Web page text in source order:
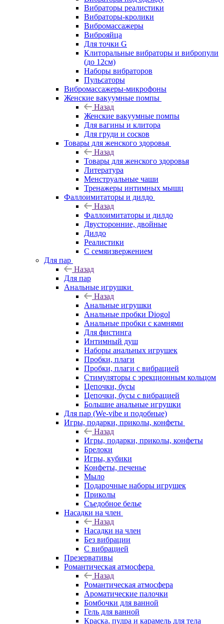
Вибраторы реалистики
Вибраторы-кролики
Вибромассажеры
Виброяйца
Для точки G
Клиторальные вибраторы и вибропули
(до 12см)
Наборы вибраторов
Пульсаторы
Вибромассажеры-микрофоны
Женские вакуумные помпы
Назад
Женские вакуумные помпы
Для вагины и клитора
Для груди и сосков
Товары для женского здоровья
Назад
Товары для женского здоровья
Литература
Менструальные чаши
Тренажеры интимных мышц
Фаллоимитаторы и дилдо
Назад
Фаллоимитаторы и дилдо
Двусторонние, двойные
Дилдо
Реалистики
С семяизвержением
Для пар
Назад
Для пар
Анальные игрушки
Назад
Анальные игрушки
Анальные пробки Diogol
Анальные пробки с камнями
Для фистинга
Интимный душ
Наборы анальных игрушек
Пробки, плаги
Пробки, плаги с вибрацией
Стимуляторы с эрекционным кольцом
Цепочки, бусы
Цепочки, бусы с вибрацией
Большие анальные игрушки
Для пар (We-vibe и подобные)
Игры, подарки, приколы, конфеты
Назад
Игры, подарки, приколы, конфеты
Брелоки
Игры, кубики
Конфеты, печенье
Мыло
Подарочные наборы игрушек
Приколы
Съедобное белье
Насадки на член
Назад
Насадки на член
Без вибрации
С вибрацией
Презервативы
Романтическая атмосфера
Назад
Романтическая атмосфера
Ароматические палочки
Бомбочки для ванной
Гель для ванной
Краска, пудра и карамель для тела